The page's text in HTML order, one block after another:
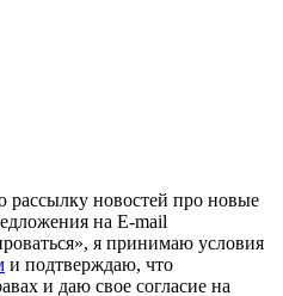
рассылку новостей про новые
на E-mail
я принимаю условия
и подтверждаю, что
и даю свое согласие на